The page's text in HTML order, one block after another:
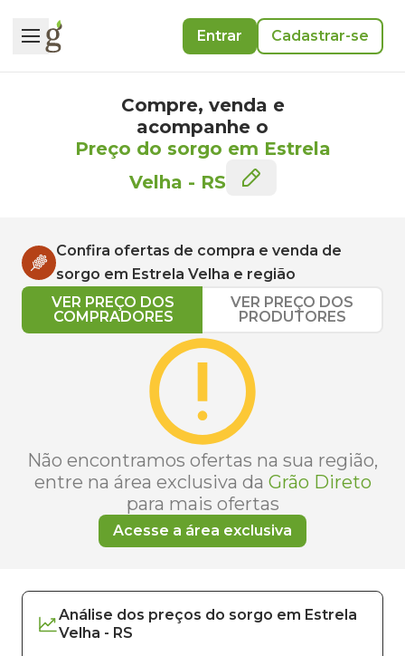
Entrar Cadastrar-se
Compre, venda e
acompanhe o
Preço do sorgo em Estrela
Velha - RS
Confira ofertas de compra e venda de
sorgo em Estrela Velha e região
VER PREÇO DOS
COMPRADORES
VER PREÇO DOS
PRODUTORES
Não encontramos ofertas na sua região,
entre na área exclusiva da Grão Direto
para mais ofertas
Acesse a área exclusiva
Análise dos preços do sorgo em Estrela
Velha - RS